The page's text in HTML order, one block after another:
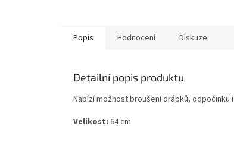
Popis Hodnocení Diskuze
Detailní popis produktu
Nabízí možnost broušení drápků, odpočinku
Velikost: 64 cm